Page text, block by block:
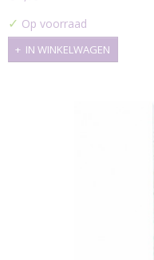
✓ Op voorraad
IN WINKELWAGEN